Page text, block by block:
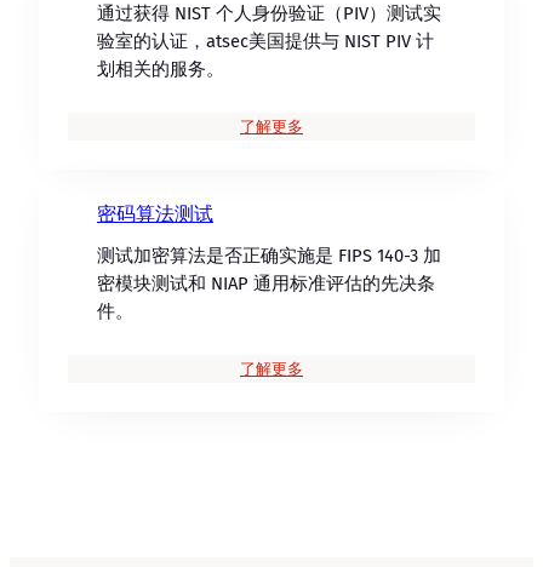
通过获得 NIST 个人身份验证（PIV）测试实
验室的认证，atsec美国提供与 NIST PIV 计
划相关的服务。
了解更多
密码算法测试
测试加密算法是否正确实施是 FIPS 140-3 加
密模块测试和 NIAP 通用标准评估的先决条
件。
了解更多